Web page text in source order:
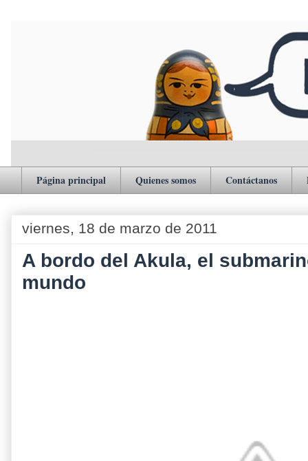
Página principal Quienes somos Contáctanos
viernes, 18 de marzo de 2011
A bordo del Akula, el
mundo